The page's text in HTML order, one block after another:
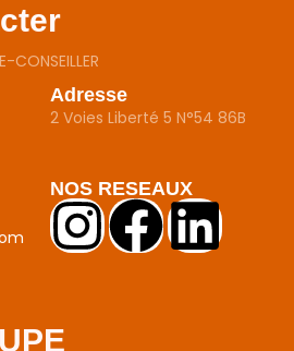
CONSEILLER
Adresse
2 Voies Liberté 5 N°54 86B
NOS RESEAUX